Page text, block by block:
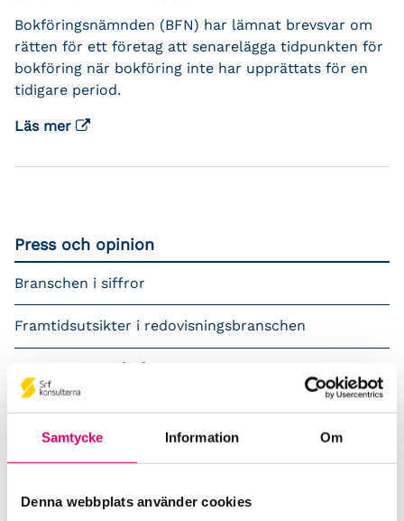
Samtycke Information Om
Denna webbplats använder cookies
Bokföringsnämnden (BFN) har lämnat brevsvar om
rätten för ett företag att senarelägga tidpunkten för
bokföring när bokföring inte har upprättats för en
tidigare period.
Läs mer
Press och opinion
Branschen i siffror
Framtidsutsikter i redovisningsbranschen
Prenumerera på våra nyhetsbrev
Pressrum
Remisser